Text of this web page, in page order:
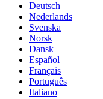
Deutsch
Nederlands
Svenska
Norsk
Dansk
Español
Français
Português
Italiano